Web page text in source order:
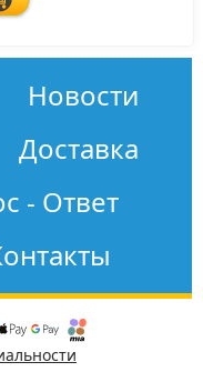
Новости
Доставка
- Ответ